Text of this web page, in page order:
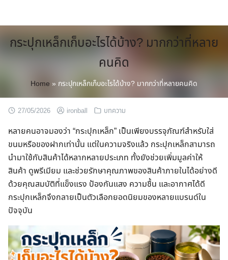
content
กระปุกเหล็กเก็บอะไรได้บ้าง? มากกว่าที่หลาย
คนคิด
Home » กระปุกเหล็กเก็บอะไรได้บ้าง? มากกว่าที่หลายคนคิด
27/05/2026 ironball บทความ
หลายคนอาจมองว่า “กระปุกเหล็ก” เป็นเพียงบรรจุภัณฑ์สำหรับใส่
ขนมหรือของฝากเท่านั้น แต่ในความจริงแล้ว กระปุกเหล็กสามารถ
นำมาใช้กับสินค้าได้หลากหลายประเภท ทั้งยังช่วยเพิ่มมูลค่าให้
สินค้า ดูพรีเมียม และช่วยรักษาคุณภาพของสินค้าภายในได้อย่างดี
ด้วยคุณสมบัติที่แข็งแรง ป้องกันแสง ความชื้น และอากาศได้ดี
กระปุกเหล็กจึงกลายเป็นตัวเลือกยอดนิยมของหลายแบรนด์ใน
ปัจจุบัน